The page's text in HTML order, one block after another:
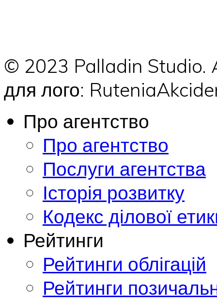
© 2023 Palladin
для лого:
Про агентство
Про агентство
Послуги агентства
Історія розвитку
Кодекс ділової
Рейтинги
Рейтинги облігацій
Рейтинги